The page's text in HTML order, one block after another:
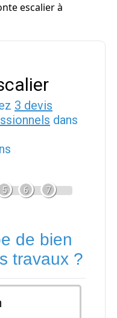
escalier à
3 devis
dans
5 6 7
de bien
travaux ?